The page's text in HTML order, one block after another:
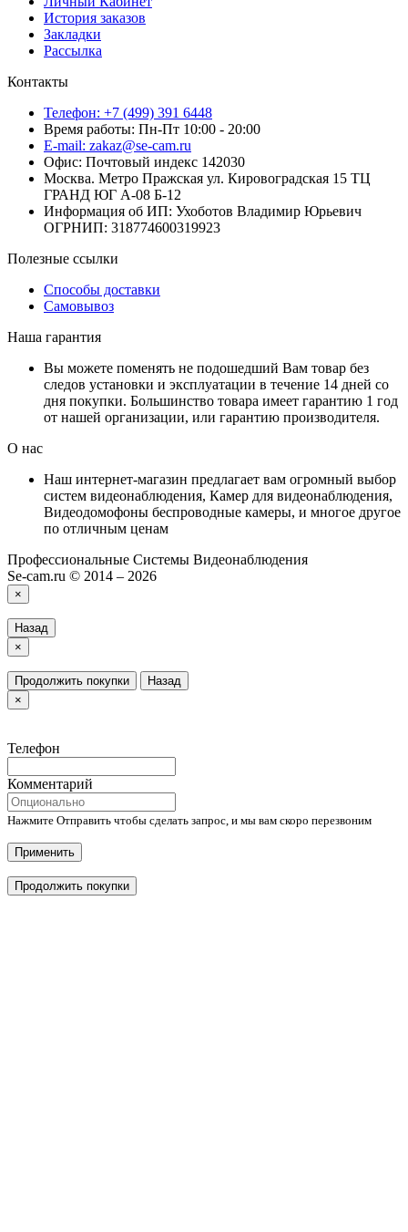
История заказов
Закладки
Рассылка
Контакты
Телефон: +7 (499) 391 6448
Время работы: Пн-Пт 10:00 - 20:00
E-mail: zakaz@se-cam.ru
Офис: Почтовый индекс 142030
Москва. Метро Пражская ул. Кировоградская 15 ТЦ
ГРАНД ЮГ А-08 Б-12
Информация об ИП: Ухоботов Владимир Юрьевич
ОГРНИП: 318774600319923
Полезные ссылки
Способы доставки
Самовывоз
Наша гарантия
Вы можете поменять не подошедший Вам товар без
следов установки и эксплуатации в течение 14 дней со
дня покупки. Большинство товара имеет гарантию 1 год
от нашей организации, или гарантию производителя.
О нас
Наш интернет-магазин предлагает вам огромный выбор
систем видеонаблюдения, Камер для видеонаблюдения,
Видеодомофоны беспроводные камеры, и многое другое
по отличным ценам
Профессиональные Системы Видеонаблюдения
Se-cam.ru © 2014 – 2026
×
Назад
×
Продолжить покупки
Назад
×
Телефон
Комментарий
Нажмите Отправить чтобы сделать запрос, и мы вам скоро перезвоним
Применить
Продолжить покупки